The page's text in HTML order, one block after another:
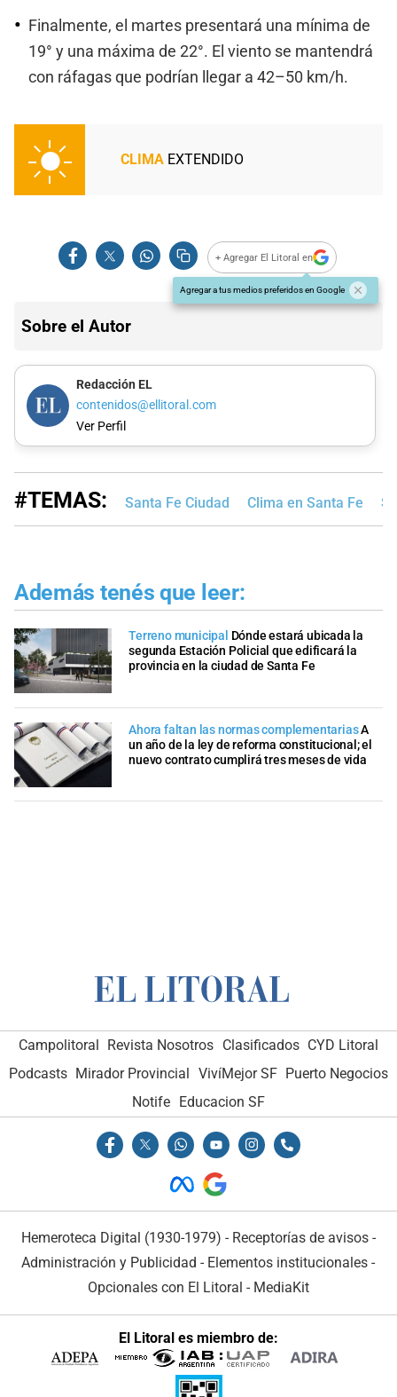
Finalmente, el martes presentará una mínima de
19° y una máxima de 22°. El viento se mantendrá
con ráfagas que podrían llegar a 42–50 km/h.
CLIMA EXTENDIDO
+ Agregar El Litoral en
Agregar a tus medios preferidos en Google
Sobre el Autor
Redacción EL
contenidos@ellitoral.com
Ver Perfil
#TEMAS: Santa Fe Ciudad Clima en Santa Fe
Además tenés que leer:
Terreno municipal Dónde estará ubicada la
segunda Estación Policial que edificará la
provincia en la ciudad de Santa Fe
Ahora faltan las normas complementariasA
un año de la ley de reforma constitucional; el
nuevo contrato cumplirá tres meses de vida
Campolitoral Revista Nosotros Clasificados CYD Litoral
Podcasts Mirador Provincial VivíMejor SF Puerto Negocios
Notife Educacion SF
Hemeroteca Digital (1930-1979) - Receptorías de avisos -
Administración y Publicidad - Elementos institucionales -
Opcionales con El Litoral - MediaKit
El Litoral es miembro de: